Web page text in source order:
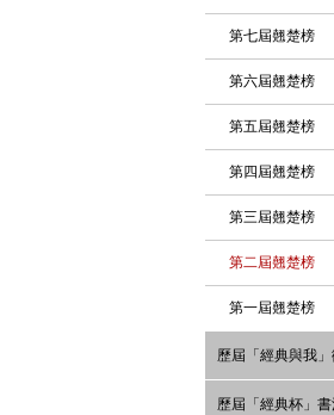
第七屆翹楚榜
第六屆翹楚榜
第五屆翹楚榜
第四屆翹楚榜
第三屆翹楚榜
第二屆翹楚榜
第一屆翹楚榜
歷屆「經典與我
歷屆「經典杯」